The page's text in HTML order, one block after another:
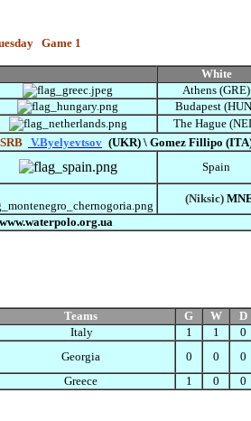
y Game 1
White
Athens (GRE)
Budapest
The Hague
V.Byelyevtsov (UKR) \ Gomez Fillipo
Spain
(Niksic)
Teams G W D
Italy
1 1 0
Georgia
0 0 0
Greece
1 0 0